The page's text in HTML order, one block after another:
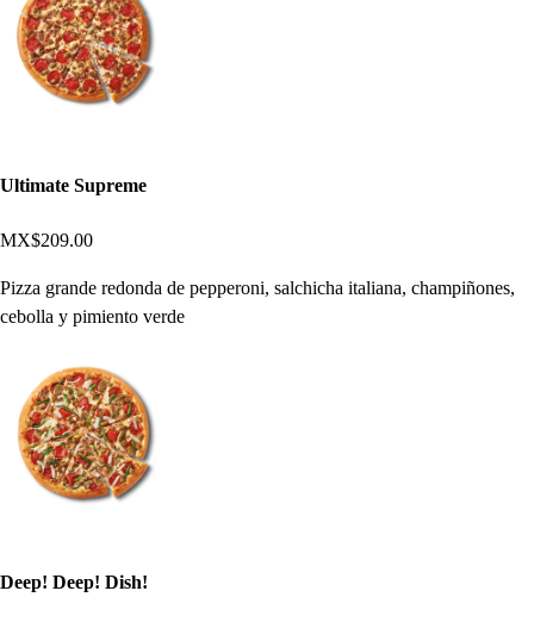
Ultimate Supreme
MX$209.00
Pizza grande redonda de pepperoni, salchicha italiana, champiñones,
cebolla y pimiento verde
Deep! Deep! Dish!